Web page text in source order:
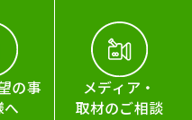
の事
へ
メディア・
取材のご相談